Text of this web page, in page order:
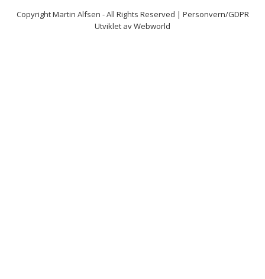
CopyrightMartin Alfsen - All Rights Reserved | Personvern/GDPR
Utviklet avWebworld